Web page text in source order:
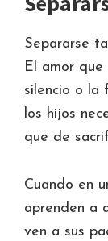
Separarse
El amor
silencio o la
los hijos
que de
Cuando en
aprenden a
ven a sus